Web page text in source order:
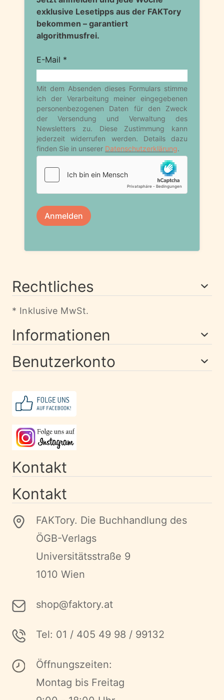
Rechtliches
* Inklusive MwSt.
Informationen
Benutzerkonto
Kontakt
Kontakt
FAKTory. Die Buchhandlung des
ÖGB-Verlags
Universitätsstraße 9
1010 Wien
shop@faktory.at
Tel: 01 / 405 49 98 / 99132
Öffnungszeiten:
Montag bis Freitag